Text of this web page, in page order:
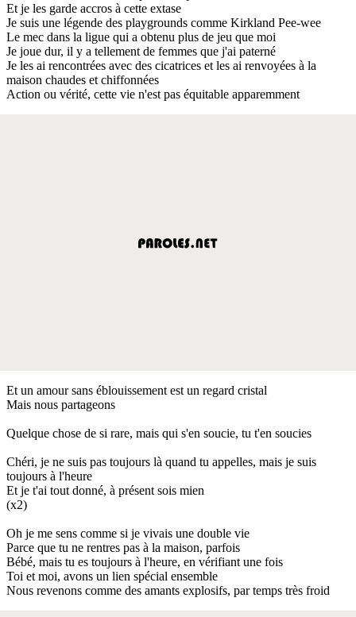
Et je les garde accros à cette extase
Je suis une légende des playgrounds comme Kirkland Pee-wee
Le mec dans la ligue qui a obtenu plus de jeu que moi
Je joue dur, il y a tellement de femmes que j'ai paterné
Je les ai rencontrées avec des cicatrices et les ai renvoyées à la
maison chaudes et chiffonnées
Action ou vérité, cette vie n'est pas équitable apparemment
Et un amour sans éblouissement est un regard cristal
Mais nous partageons
Quelque chose de si rare, mais qui s'en soucie, tu t'en soucies
Chéri, je ne suis pas toujours là quand tu appelles, mais je suis
toujours à l'heure
Et je t'ai tout donné, à présent sois mien
(x2)
Oh je me sens comme si je vivais une double vie
Parce que tu ne rentres pas à la maison, parfois
Bébé, mais tu es toujours à l'heure, en vérifiant une fois
Toi et moi, avons un lien spécial ensemble
Nous revenons comme des amants explosifs, par temps très froid